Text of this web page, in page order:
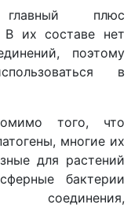
плюс
В их составе нет
поэтому
в
того, что
многие их
для растений
бактерии
соединения,